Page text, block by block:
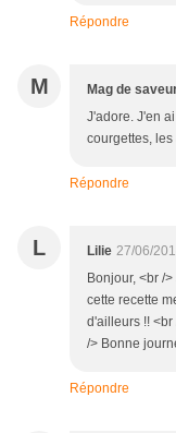
Répondre
M Mag de
J'adore. J'en
courgettes,
Répondre
L Lilie 27/06/
Bonjour, <br /
cette recette
d'ailleurs !!
/> Bonne
Répondre